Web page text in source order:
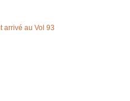
arrivé au Vol 93